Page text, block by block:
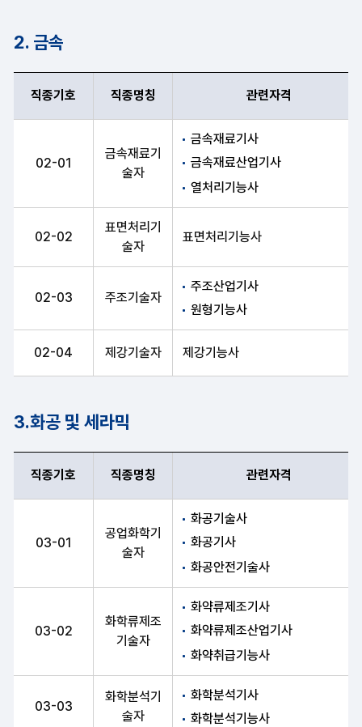
2. 금속
직종기호, 직종명칭, 관련자격 항목 순으로 금속 안내표
직종기호 직종명칭 관련자격
02-01
금속재료기
술자
금속재료기사
금속재료산업기사
열처리기능사
02-02
표면처리기
술자
표면처리기능사
02-03 주조기술자
주조산업기사
원형기능사
02-04 제강기술자 제강기능사
3.화공 및 세라믹
직종기호, 직종명칭, 관련자격 항목 순으로 화공 및 세라믹 안내표
직종기호 직종명칭 관련자격
03-01
공업화학기
술자
화공기술사
화공기사
화공안전기술사
03-02
화학류제조
기술자
화약류제조기사
화약류제조산업기사
화약취급기능사
03-03
화학분석기
술자
화학분석기사
화학분석기능사